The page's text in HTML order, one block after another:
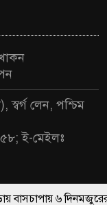
লেন, পশ্চিম
ই-মেইলঃ
বাসচাপায় ৬